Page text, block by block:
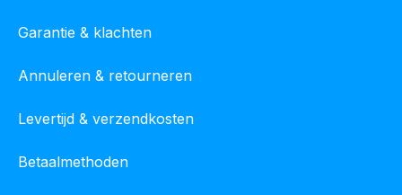
Garantie & klachten
Annuleren & retourneren
Levertijd & verzendkosten
Betaalmethoden